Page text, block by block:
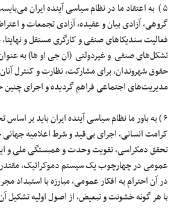
۵ ) به اعتقاد ما در نظام سیاسی آینده ایران
گروهی، آزادی بیان و عقیده، آزادی تجمعات و
فعالیت سندیکاهای صنفی و کارگری مستقل و
تشکل‌های صنفی و غیردولتی (ان جی او ها) به
حقوق شهروندان، برای مشارکت، نظارت و کنترل
مدیریت‌های اجتماعی فراهم گردیده و اجرای
۶ ) به باور ما نظام سیاسی آینده ایران باید بر
کرامت انسانی، اجرای بی‌قید و شرط اعلامیه
تحقق دمکراسی، تقویت وحدت و همبستگی ملی و
عمومی در چهارچوب یک سیستم دموکراتیک،
در آن احترام به افکار عمومی، مبارزه با استبداد
با هر گونه خشونت و تبعیض، از اصول اولیه تشکیل